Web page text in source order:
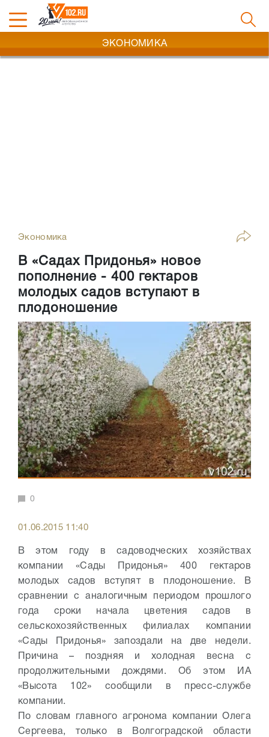
ЭКОНОМИКА
Экономика
В «Садах Придонья» новое
пополнение - 400 гектаров
молодых садов вступают в
плодоношение
0
01.06.2015 11:40
В этом году в садоводческих хозяйствах
компании «Сады Придонья» 400 гектаров
молодых садов вступят в плодоношение. В
сравнении с аналогичным периодом прошлого
года сроки начала цветения садов в
сельскохозяйственных филиалах компании
«Сады Придонья» запоздали на две недели.
Причина – поздняя и холодная весна с
продолжительными дождями. Об этом ИА
«Высота 102» сообщили в пресс-службе
компании.
По словам главного агронома компании Олега
Сергеева, только в Волгоградской области